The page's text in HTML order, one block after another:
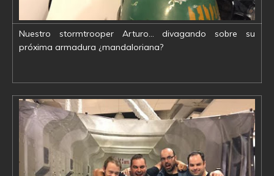
Nuestro stormtrooper Arturo… divagando sobre su
próxima armadura ¿mandaloriana?